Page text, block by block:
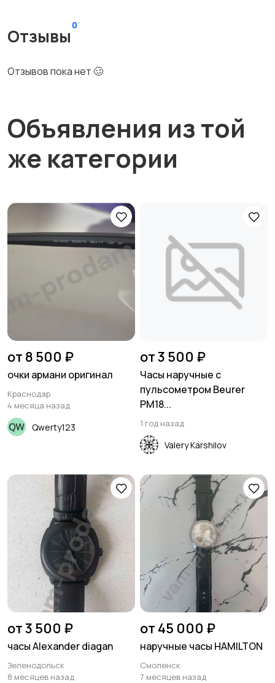
Отзывы
0
Отзывов пока нет 🥴
Объявления из той
же категории
от 8 500 ₽
очки армани оригинал
Краснодар
4 месяца назад
Qwerty123
от 3 500 ₽
Часы наручные с
пульсометром Beurer
PM18...
1 год назад
Valery Karshilov
от 3 500 ₽
часы Alexander diagan
Зеленодольск
8 месяцев назад
от 45 000 ₽
наручные часы HAMILTON
Смоленск
7 месяцев назад